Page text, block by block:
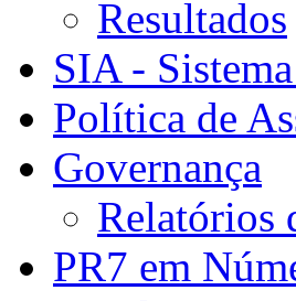
Resultados
SIA -
Política de
Governança
Relatórios
PR7 em